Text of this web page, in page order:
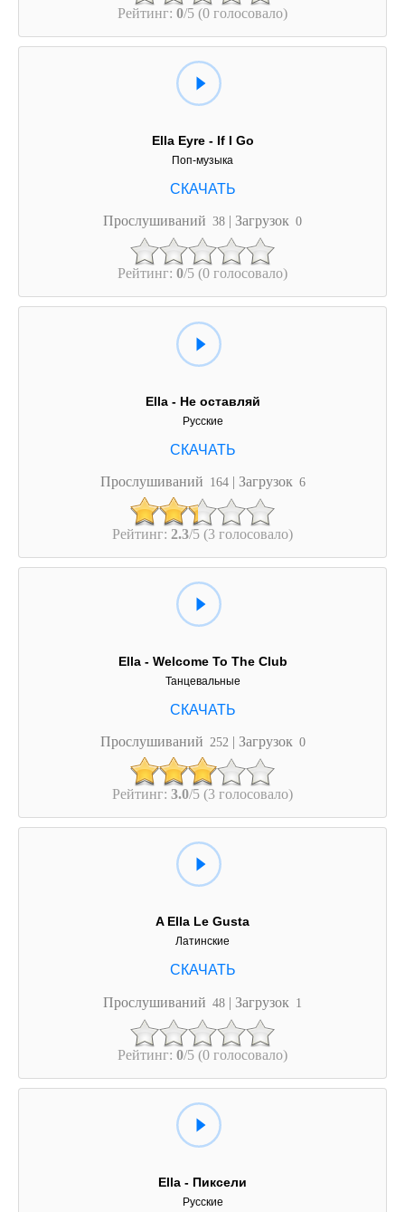
Рейтинг: 0/5 (0 голосовало)
Ella Eyre - If I Go
Поп-музыка
Прослушиваний 38 | Загрузок 0
Рейтинг: 0/5 (0 голосовало)
Ella - Не оставляй
Русские
Прослушиваний 164 | Загрузок 6
Рейтинг: 2.3/5 (3 голосовало)
Ella - Welcome To The Club
Танцевальные
Прослушиваний 252 | Загрузок 0
Рейтинг: 3.0/5 (3 голосовало)
A Ella Le Gusta
Латинские
Прослушиваний 48 | Загрузок 1
Рейтинг: 0/5 (0 голосовало)
Ella - Пиксели
Русские